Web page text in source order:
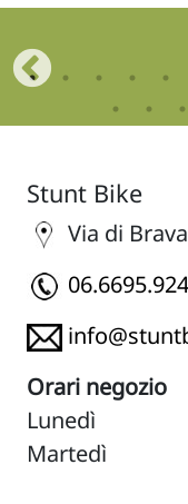
Stunt Bike
Via di
Orari negozio
Lunedì
Martedì